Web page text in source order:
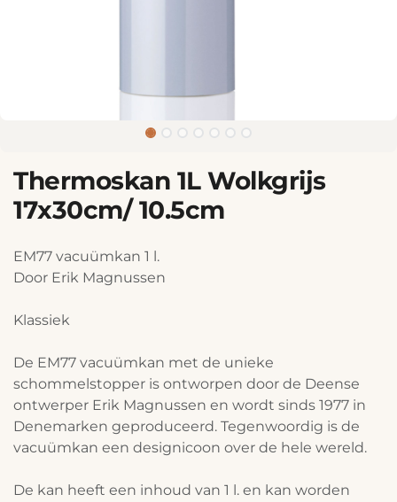
Thermoskan 1L Wolkgrijs
17x30cm/ 10.5cm
EM77 vacuümkan 1 l.
Door Erik Magnussen
Klassiek
De EM77 vacuümkan met de unieke
schommelstopper is ontworpen door de Deense
ontwerper Erik Magnussen en wordt sinds 1977 in
Denemarken geproduceerd. Tegenwoordig is de
vacuümkan een designicoon over de hele wereld.
De kan heeft een inhoud van 1 l. en kan worden